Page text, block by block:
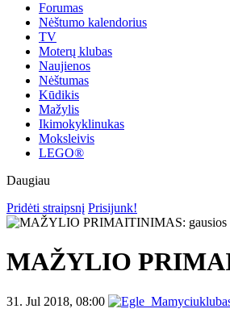
Forumas
Nėštumo kalendorius
TV
Moterų klubas
Naujienos
Nėštumas
Kūdikis
Mažylis
Ikimokyklinukas
Moksleivis
LEGO®
Daugiau
Pridėti straipsnį Prisijunk!
MAŽYLIO
31. Jul 2018, 08:00